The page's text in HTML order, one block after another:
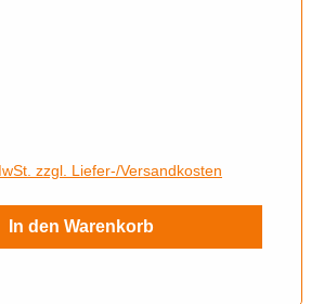
zzgl. Liefer-/Versandkosten
In den Warenkorb